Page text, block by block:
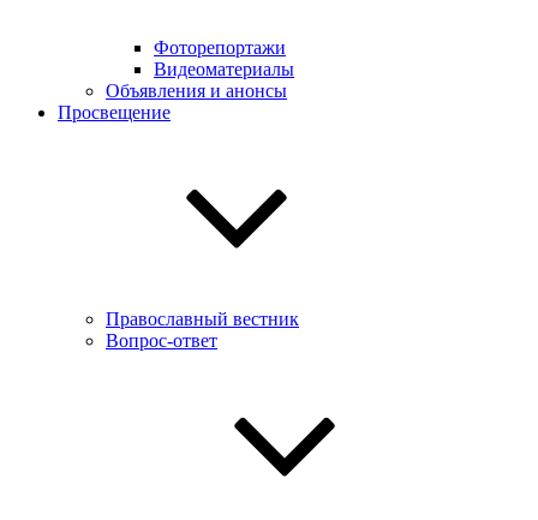
Фоторепортажи
Видеоматериалы
Объявления и анонсы
Просвещение
Православный вестник
Вопрос-ответ